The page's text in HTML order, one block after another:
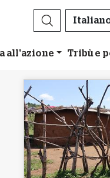
all'azione Tribù e